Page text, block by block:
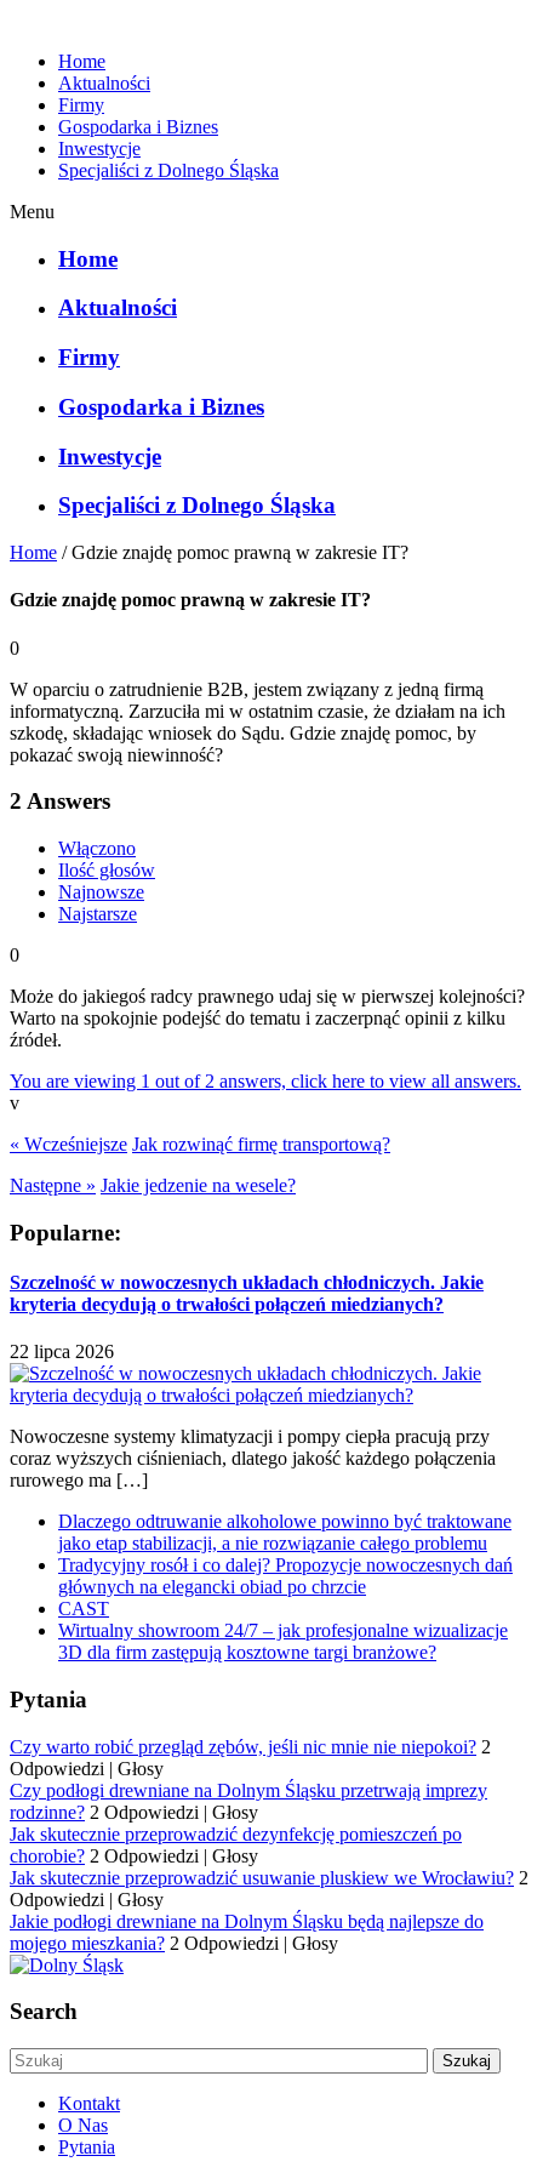
Home
Aktualności
Firmy
Gospodarka i Biznes
Inwestycje
Specjaliści z Dolnego Śląska
Menu
Home
Aktualności
Firmy
Gospodarka i Biznes
Inwestycje
Specjaliści z Dolnego Śląska
Home /Gdzie znajdę pomoc prawną w zakresie IT?
Gdzie znajdę pomoc prawną w zakresie IT?
0
W oparciu o zatrudnienie B2B, jestem związany z jedną firmą
informatyczną. Zarzuciła mi w ostatnim czasie, że działam na ich
szkodę, składając wniosek do Sądu. Gdzie znajdę pomoc, by
pokazać swoją niewinność?
2 Answers
Włączono
Ilość głosów
Najnowsze
Najstarsze
0
Może do jakiegoś radcy prawnego udaj się w pierwszej kolejności?
Warto na spokojnie podejść do tematu i zaczerpnąć opinii z kilku
źródeł.
You are viewing 1 out of 2 answers, click here to view all answers.
v
« Wcześniejsze Jak rozwinąć firmę transportową?
Następne » Jakie jedzenie na wesele?
Popularne:
Szczelność w nowoczesnych układach chłodniczych. Jakie
kryteria decydują o trwałości połączeń miedzianych?
22 lipca 2026
Nowoczesne systemy klimatyzacji i pompy ciepła pracują przy
coraz wyższych ciśnieniach, dlatego jakość każdego połączenia
rurowego ma […]
Dlaczego odtruwanie alkoholowe powinno być traktowane
jako etap stabilizacji, a nie rozwiązanie całego problemu
Tradycyjny rosół i co dalej? Propozycje nowoczesnych dań
głównych na elegancki obiad po chrzcie
CAST
Wirtualny showroom 24/7 – jak profesjonalne wizualizacje
3D dla firm zastępują kosztowne targi branżowe?
Pytania
Czy warto robić przegląd zębów, jeśli nic mnie nie niepokoi? 2
Odpowiedzi | Głosy
Czy podłogi drewniane na Dolnym Śląsku przetrwają imprezy
rodzinne? 2 Odpowiedzi | Głosy
Jak skutecznie przeprowadzić dezynfekcję pomieszczeń po
chorobie? 2 Odpowiedzi | Głosy
Jak skutecznie przeprowadzić usuwanie pluskiew we Wrocławiu? 2
Odpowiedzi | Głosy
Jakie podłogi drewniane na Dolnym Śląsku będą najlepsze do
mojego mieszkania? 2 Odpowiedzi | Głosy
Search
Kontakt
O Nas
Pytania